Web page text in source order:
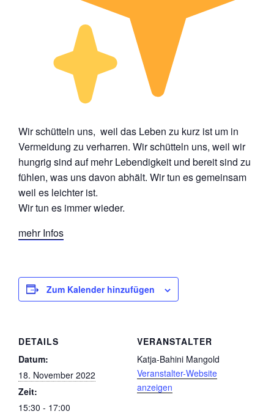
Wir schütteln uns, weil das Leben zu kurz ist um in
Vermeidung zu verharren. Wir schütteln uns, weil wir
hungrig sind auf mehr Lebendigkeit und bereit sind zu
fühlen, was uns davon abhält. Wir tun es gemeinsam
weil es leichter ist.
Wir tun es immer wieder.
mehr Infos
Zum Kalender hinzufügen
DETAILS
Datum:
18. November 2022
Zeit:
15:30 - 17:00
VERANSTALTER
Katja-Bahini Mangold
Veranstalter-Website
anzeigen